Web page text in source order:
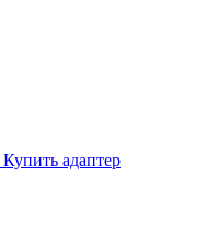
Купить адаптер